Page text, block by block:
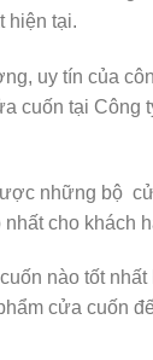
hiện tại.
uy tín của
cuốn tại Công
những bộ
cho khách
nào tốt nhất
cửa cuốn